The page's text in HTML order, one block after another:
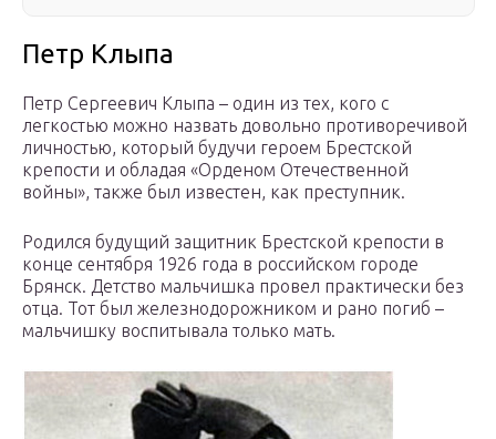
Петр Клыпа
Петр Сергеевич Клыпа – один из тех, кого с
легкостью можно назвать довольно противоречивой
личностью, который будучи героем Брестской
крепости и обладая «Орденом Отечественной
войны», также был известен, как преступник.
Родился будущий защитник Брестской крепости в
конце сентября 1926 года в российском городе
Брянск. Детство мальчишка провел практически без
отца. Тот был железнодорожником и рано погиб –
мальчишку воспитывала только мать.